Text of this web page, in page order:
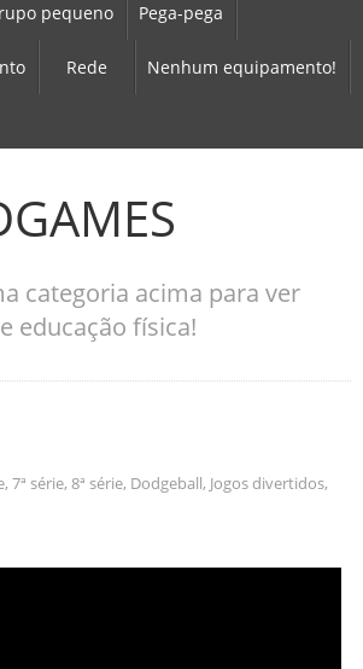
pequeno Pega-pega
Rede Nenhum equipamento!
categoria acima para ver
educação física!
, 7ª série, 8ª série, Dodgeball, Jogos divertidos,